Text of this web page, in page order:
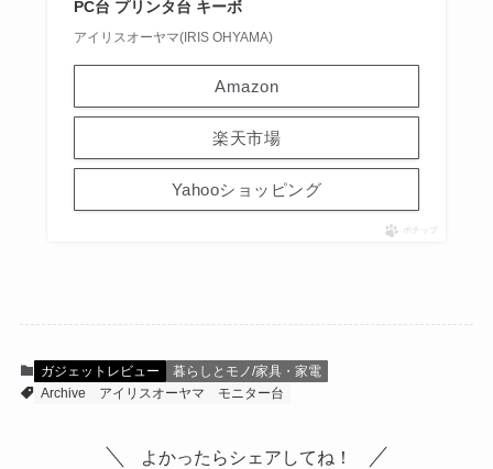
PC台 プリンタ台 キーボ
アイリスオーヤマ(IRIS OHYAMA)
Amazon
楽天市場
Yahooショッピング
ポチップ
ガジェットレビュー
暮らしとモノ/家具・家電
Archive
アイリスオーヤマ モニター台
よかったらシェアしてね！